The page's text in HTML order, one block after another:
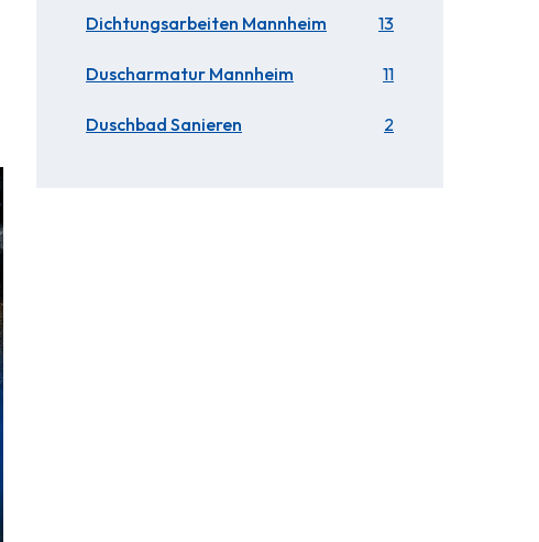
Dichtungsarbeiten Mannheim 13
Duscharmatur Mannheim 11
Duschbad Sanieren 2